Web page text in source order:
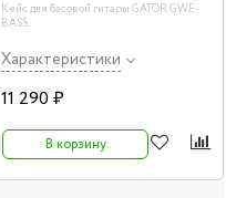
Кейс для басовой гитары GATOR GWE-
BASS.
Характеристики
11 290 ₽
В корзину